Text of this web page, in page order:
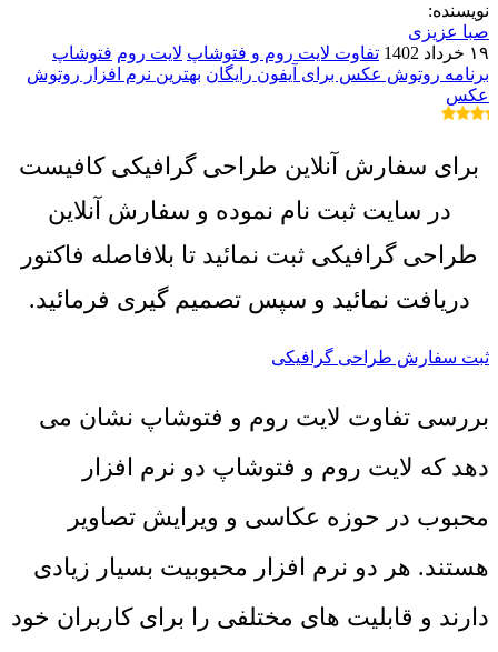
نویسنده:
صبا عزیزی
۱۹ خرداد 1402
تفاوت لایت روم و فتوشاپ لایت روم فتوشاپ
برنامه روتوش عکس برای آیفون رایگان بهترین نرم افزار روتوش
عکس
برای سفارش آنلاین طراحی گرافیکی کافیست
در سایت ثبت نام نموده و سفارش آنلاین
طراحی گرافیکی ثبت نمائید تا بلافاصله فاکتور
دریافت نمائید و سپس تصمیم گیری فرمائید.
ثبت سفارش طراحی گرافیکی
بررسی تفاوت لایت روم و فتوشاپ نشان می
دهد که لایت روم و فتوشاپ دو نرم افزار
محبوب در حوزه عکاسی و ویرایش تصاویر
هستند. هر دو نرم افزار محبوبیت بسیار زیادی
دارند و قابلیت های مختلفی را برای کاربران خود